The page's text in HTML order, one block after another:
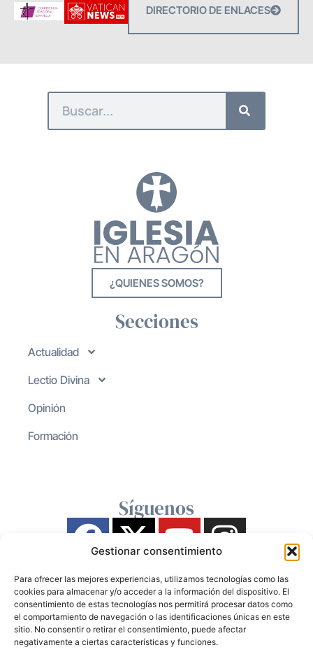
Gestionar consentimiento
Para ofrecer las mejores experiencias, utilizamos tecnologías como las
cookies para almacenar y/o acceder a la información del dispositivo. El
consentimiento de estas tecnologías nos permitirá procesar datos como
el comportamiento de navegación o las identificaciones únicas en este
sitio. No consentir o retirar el consentimiento, puede afectar
negativamente a ciertas características y funciones.
DIRECTORIO DE ENLACES
¿QUIENES SOMOS?
Secciones
Actualidad
Lectio Divina
Opinión
Formación
Síguenos